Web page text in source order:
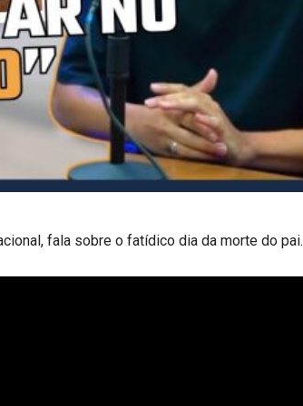
fala sobre o fatídico dia da morte do pai.